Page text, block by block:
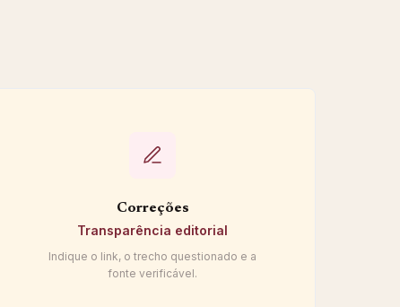
Correções
Transparência editorial
Indique o link, o trecho questionado e a
fonte verificável.